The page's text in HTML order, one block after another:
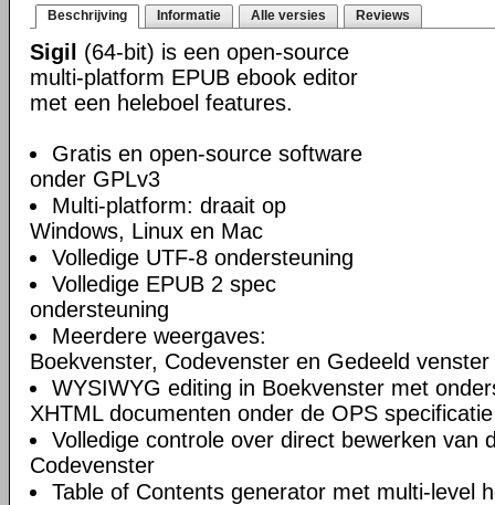
Beschrijving Informatie Alle versies Reviews
Sigil
(64-bit) is een open-source
multi-platform EPUB ebook editor
met een heleboel features.
Gratis en open-source software
onder GPLv3
Multi-platform: draait op
Windows, Linux en Mac
Volledige UTF-8 ondersteuning
Volledige EPUB 2 spec
ondersteuning
Meerdere weergaves:
Boekvenster, Codevenster en Gedeeld venster
WYSIWYG editing in Boekvenster met
XHTML documenten onder de OPS specificatie
Volledige controle over direct bewerken van
Codevenster
Table of Contents generator met multi-level